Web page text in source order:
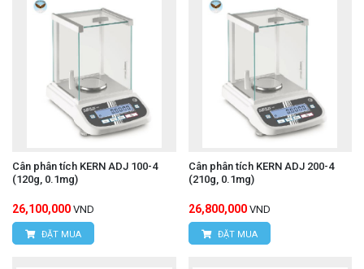
Cân phân tích KERN ADJ 100-4
(120g, 0.1mg)
26,100,000 VND
ĐẶT MUA
Cân phân tích KERN ADJ 200-4
(210g, 0.1mg)
26,800,000 VND
ĐẶT MUA